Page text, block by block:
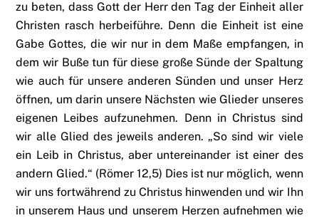
zu beten, dass Gott der Herr den Tag der Einheit aller
Christen rasch herbeiführe. Denn die Einheit ist eine
Gabe Gottes, die wir nur in dem Maße empfangen, in
dem wir Buße tun für diese große Sünde der Spaltung
wie auch für unsere anderen Sünden und unser Herz
öffnen, um darin unsere Nächsten wie Glieder unseres
eigenen Leibes aufzunehmen. Denn in Christus sind
wir alle Glied des jeweils anderen. „So sind wir viele
ein Leib in Christus, aber untereinander ist einer des
andern Glied.“ (Römer 12,5) Dies ist nur möglich, wenn
wir uns fortwährend zu Christus hinwenden und wir Ihn
in unserem Haus und unserem Herzen aufnehmen wie